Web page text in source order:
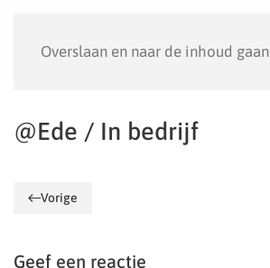
Overslaan en naar de inhoud gaan
@Ede / In bedrijf
Vorige
Geef een reactie